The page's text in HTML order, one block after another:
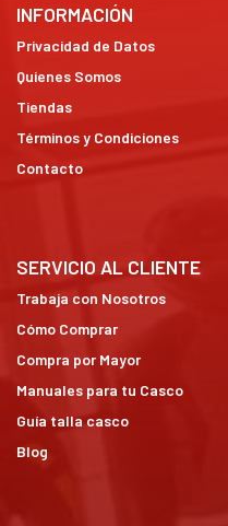
INFORMACIÓN
Privacidad de Datos
Quienes Somos
Tiendas
Términos y Condiciones
Contacto
SERVICIO AL CLIENTE
Trabaja con Nosotros
Cómo Comprar
Compra por Mayor
Manuales para tu Casco
Guía talla casco
Blog